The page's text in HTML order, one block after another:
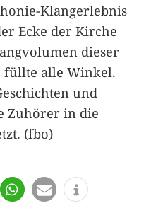
Klangerlebnis
Ecke der Kirche
dieser
füllte alle Winkel.
und
Zuhörer in die
(fbo)